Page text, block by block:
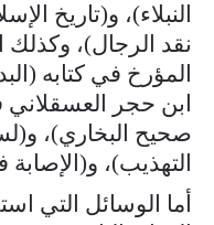
النبلاء)، و(تاريخ
نقد الرجال)، وكذلك
المؤرخ في كتابه
ابن حجر
صحيح البخاري)،
التهذيب)،
أما الوسائل التي